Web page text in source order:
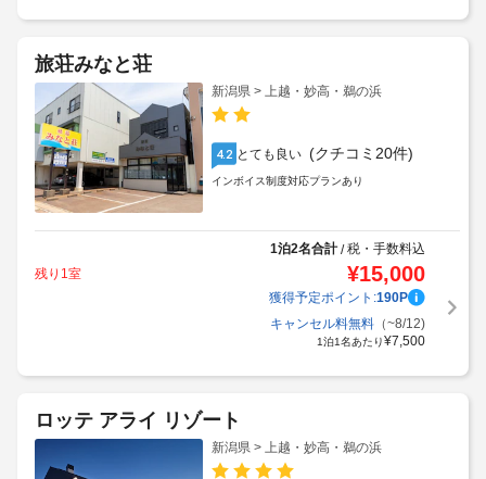
旅荘みなと荘
新潟県 > 上越・妙高・鵜の浜
4.2 とても良い (クチコミ20件)
インボイス制度対応プランあり
1泊2名合計/税・手数料込
残り1室
¥15,000
獲得予定ポイント:190P
キャンセル料無料（~8/12)
1泊1名あたり¥7,500
ロッテ アライ リゾート
新潟県 > 上越・妙高・鵜の浜